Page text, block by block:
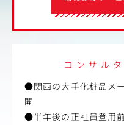
コンサル
●関西の大手化粧品メ
開
●半年後の正社員登用